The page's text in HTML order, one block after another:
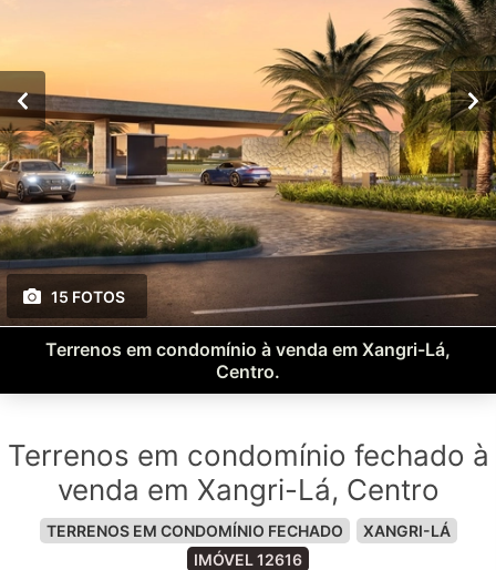
15 FOTOS
Terrenos em condomínio à venda em Xangri-Lá,
Centro.
Terrenos em condomínio fechado à
venda em Xangri-Lá, Centro
TERRENOS EM CONDOMÍNIO FECHADO
XANGRI-LÁ
IMÓVEL 12616